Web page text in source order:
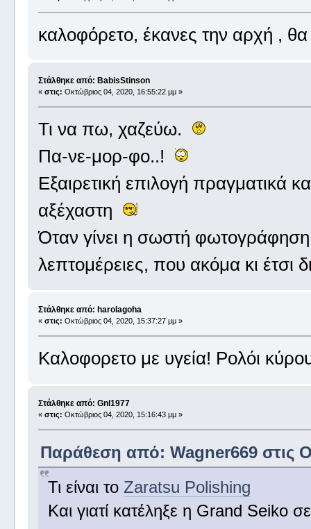
καλοφόρετο, έκανες την αρχή ,
Στάλθηκε από: BabisStinson
« στις: Οκτώβριος 04, 2020, 16:55:22 μμ »
Τι να πω, χαζεύω.
Πα-νε-μορ-φο..!
Εξαιρετική επιλογή πραγματικά
αξέχαστη
Όταν γίνει η σωστή
λεπτομέρειες, που ακόμα κι έτσι
Στάλθηκε από: harolagoha
« στις: Οκτώβριος 04, 2020, 15:37:27 μμ »
Καλοφορετο με υγεία! Ρολόι
Στάλθηκε από: Gnl1977
« στις: Οκτώβριος 04, 2020, 15:16:43 μμ »
Παράθεση από: Wagner669 στις
Τι είναι το Zaratsu Polishing
Και γιατί κατέληξε η Grand Seiko